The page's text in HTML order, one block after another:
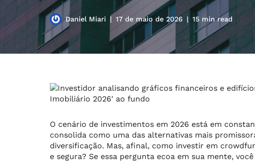
Daniel Miari 17 de maio de 2026 15 min read
O cenário de investimentos em 2026 está em
consolida como uma das alternativas mais
diversificação. Mas, afinal, como investir em
e segura? Se essa pergunta ecoa em sua mente,